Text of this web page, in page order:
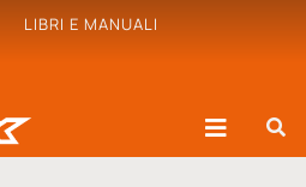
LIBRI E MANUALI